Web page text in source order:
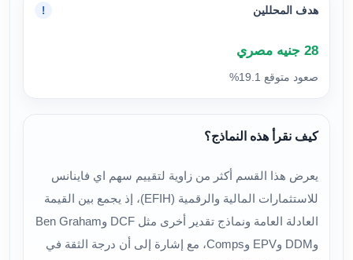
هدف المحللين !
28 جنيه مصري
صعود متوقع 19.1%
كيف نقرأ هذه النماذج؟
يعرض هذا القسم أكثر من زاوية لتقييم سهم اي فاينانس
للاستثمارات المالية والرقمية (EFIH)، إذ يجمع بين القيمة
العادلة العامة ونماذج تقدير أخرى مثل DCF وBen Graham
وDDM وEPV وComps، مع إشارة إلى أن درجة الثقة في